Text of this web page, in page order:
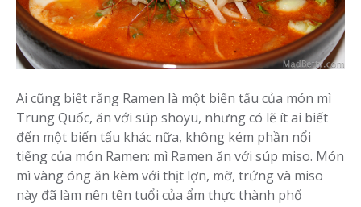
Ai cũng biết rằng Ramen là một biến tấu của món mì
Trung Quốc, ăn với súp shoyu, nhưng có lẽ ít ai biết
đến một biến tấu khác nữa, không kém phần nổi
tiếng của món Ramen: mì Ramen ăn với súp miso. Món
mì vàng óng ăn kèm với thịt lợn, mỡ, trứng và miso
này đã làm nên tên tuổi của ẩm thực thành phố